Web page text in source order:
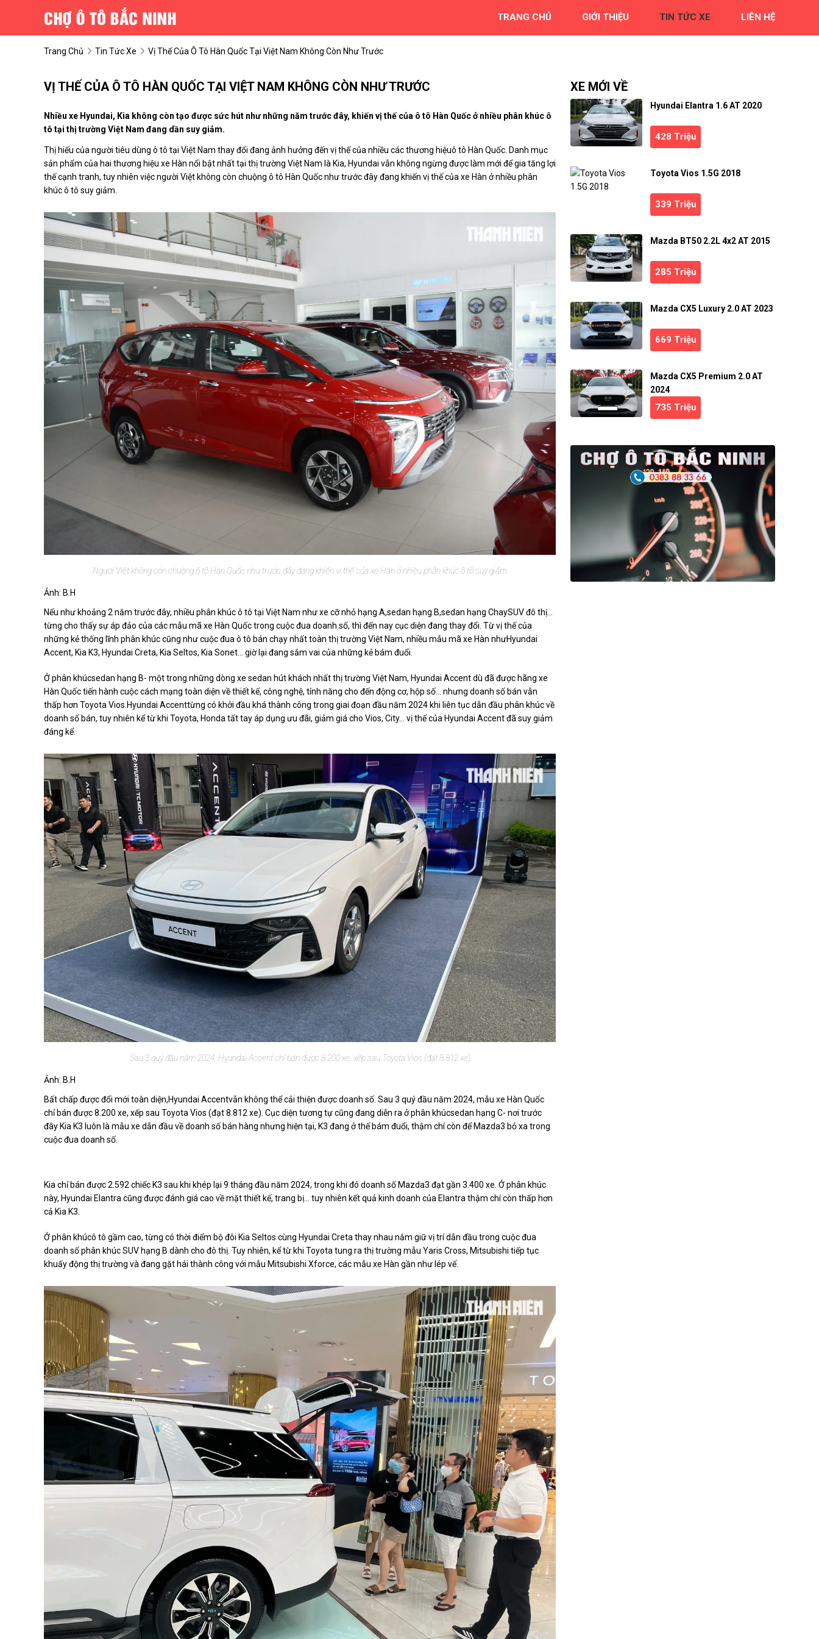
TRANG CHỦ GIỚI THIỆU TIN TỨC XE LIÊN HỆ
Trang Chủ Tin Tức Xe Vị Thế Của Ô Tô Hàn Quốc Tại Việt Nam Không Còn Như Trước
VỊ THẾ CỦA Ô TÔ HÀN QUỐC TẠI VIỆT NAM KHÔNG CÒN NHƯ TRƯỚC
Nhiều xe Hyundai, Kia không còn tạo được sức hút như những năm trước đây, khiến vị thế của ô tô Hàn Quốc ở nhiều phân khúc ô
tô tại thị trường Việt Nam đang dần suy giảm.
Thị hiếu của người tiêu dùng ô tô tại Việt Nam thay đổi đang ảnh hưởng đến vị thế của nhiều các thương hiệuô tô Hàn Quốc. Danh mục
sản phẩm của hai thương hiệu xe Hàn nổi bật nhất tại thị trường Việt Nam là Kia, Hyundai vẫn không ngừng được làm mới để gia tăng lợi
thế cạnh tranh, tuy nhiên việc người Việt không còn chuộng ô tô Hàn Quốc như trước đây đang khiến vị thế của xe Hàn ở nhiều phân
khúc ô tô suy giảm.
Người Việt không còn chuộng ô tô Hàn Quốc như trước đây đang khiến vị thế của xe Hàn ở nhiều phân khúc ô tô suy giảm
Ảnh: B.H
Nếu như khoảng 2 năm trước đây, nhiều phân khúc ô tô tại Việt Nam như xe cỡ nhỏ hạng A,sedan hạng B,sedan hạng ChaySUV đô thị…
từng cho thấy sự áp đảo của các mẫu mã xe Hàn Quốc trong cuộc đua doanh số, thì đến nay cục diện đang thay đổi. Từ vị thế của
những kẻ thống lĩnh phân khúc cũng như cuộc đua ô tô bán chạy nhất toàn thị trường Việt Nam, nhiều mẫu mã xe Hàn nhưHyundai
Accent, Kia K3, Hyundai Creta, Kia Seltos, Kia Sonet… giờ lại đang sắm vai của những kẻ bám đuổi.
Ở phân khúcsedan hạng B- một trong những dòng xe sedan hút khách nhất thị trường Việt Nam, Hyundai Accent dù đã được hãng xe
Hàn Quốc tiến hành cuộc cách mạng toàn diện về thiết kế, công nghệ, tính năng cho đến động cơ, hộp số… nhưng doanh số bán vẫn
thấp hơn Toyota Vios.Hyundai Accenttừng có khởi đầu khá thành công trong giai đoạn đầu năm 2024 khi liên tục dẫn đầu phân khúc về
doanh số bán, tuy nhiên kể từ khi Toyota, Honda tất tay áp dụng ưu đãi, giảm giá cho Vios, City… vị thế của Hyundai Accent đã suy giảm
đáng kể.
Sau 3 quý đầu năm 2024, Hyundai Accent chỉ bán được 8.200 xe, xếp sau Toyota Vios (đạt 8.812 xe)
Ảnh: B.H
Bất chấp được đổi mới toàn diện,Hyundai Accentvẫn không thể cải thiện được doanh số. Sau 3 quý đầu năm 2024, mẫu xe Hàn Quốc
chỉ bán được 8.200 xe, xếp sau Toyota Vios (đạt 8.812 xe). Cục diện tương tự cũng đang diễn ra ở phân khúcsedan hạng C- nơi trước
đây Kia K3 luôn là mẫu xe dẫn đầu về doanh số bán hàng nhưng hiện tại, K3 đang ở thế bám đuổi, thậm chí còn để Mazda3 bỏ xa trong
cuộc đua doanh số.
Kia chỉ bán được 2.592 chiếc K3 sau khi khép lại 9 tháng đầu năm 2024, trong khi đó doanh số Mazda3 đạt gần 3.400 xe. Ở phân khúc
này, Hyundai Elantra cũng được đánh giá cao về mặt thiết kế, trang bị… tuy nhiên kết quả kinh doanh của Elantra thậm chí còn thấp hơn
cả Kia K3.
Ở phân khúcô tô gầm cao, từng có thời điểm bộ đôi Kia Seltos cùng Hyundai Creta thay nhau nắm giữ vị trí dẫn đầu trong cuộc đua
doanh số phân khúc SUV hạng B dành cho đô thị. Tuy nhiên, kể từ khi Toyota tung ra thị trường mẫu Yaris Cross, Mitsubishi tiếp tục
khuấy động thị trường và đang gặt hái thành công với mẫu Mitsubishi Xforce, các mẫu xe Hàn gần như lép vế.
XE MỚI VỀ
Hyundai Elantra 1.6 AT 2020
428 Triệu
Toyota Vios 1.5G 2018
339 Triệu
Mazda BT50 2.2L 4x2 AT 2015
285 Triệu
Mazda CX5 Luxury 2.0 AT 2023
669 Triệu
Mazda CX5 Premium 2.0 AT
2024
735 Triệu